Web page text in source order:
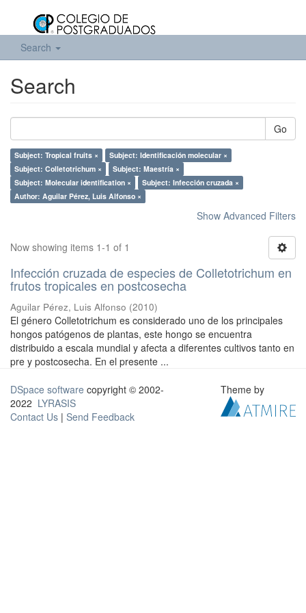
Search
Search
Go
Subject: Tropical fruits ×
Subject: Identificación molecular ×
Subject: Colletotrichum ×
Subject: Maestría ×
Subject: Molecular identification ×
Subject: Infección cruzada ×
Author: Aguilar Pérez, Luis Alfonso ×
Show Advanced Filters
Now showing items 1-1 of 1
Infección cruzada de especies de Colletotrichum en
frutos tropicales en postcosecha
Aguilar Pérez, Luis Alfonso (2010)
El género Colletotrichum es considerado uno de los principales
hongos patógenos de plantas, este hongo se encuentra
distribuido a escala mundial y afecta a diferentes cultivos tanto en
pre y postcosecha. En el presente ...
DSpace software copyright © 2002-
2022 LYRASIS
Contact Us | Send Feedback
Theme by